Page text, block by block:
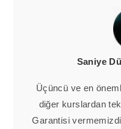
Saniye
Üçüncü ve en
diğer kurslardan
Garantisi